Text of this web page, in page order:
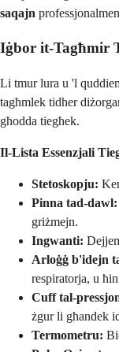
saqajn
Iġbor it-Tagħmir
Li tmur lura u 'l
tagħmlek tidher
għodda tiegħek.
Il-Lista Essenzjali
Stetoskopju:
Pinna tad-dawl:
griżmejn.
Ingwanti:
Arloġġ b'idejn
respiratorja, u
Cuff tal-
żgur li għandek
Termometru: